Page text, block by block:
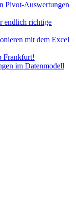
Pivot-Auswertungen
endlich richtige
mit dem Excel
Frankfurt!
im Datenmodell